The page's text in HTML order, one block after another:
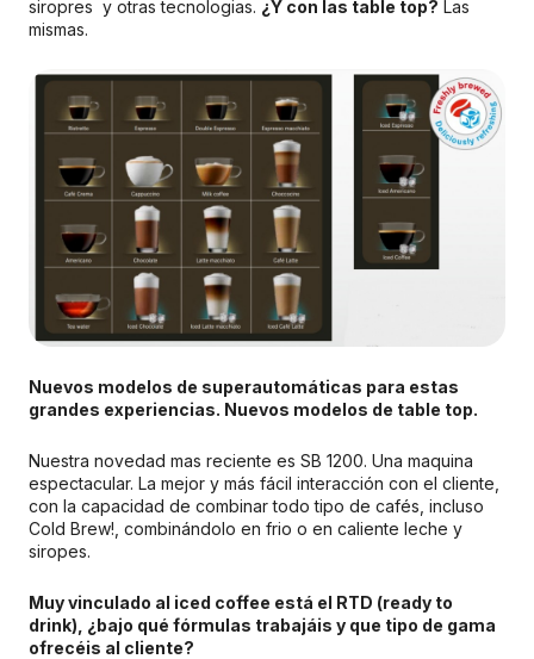
siropres y otras tecnologias. ¿Y con las table top? Las
mismas.
Nuevos modelos de superautomáticas para estas
grandes experiencias. Nuevos modelos de table top.
Nuestra novedad mas reciente es SB 1200. Una maquina
espectacular. La mejor y más fácil interacción con el cliente,
con la capacidad de combinar todo tipo de cafés, incluso
Cold Brew!, combinándolo en frio o en caliente leche y
siropes.
Muy vinculado al iced coffee está el RTD (ready to
drink), ¿bajo qué fórmulas trabajáis y que tipo de gama
ofrecéis al cliente?